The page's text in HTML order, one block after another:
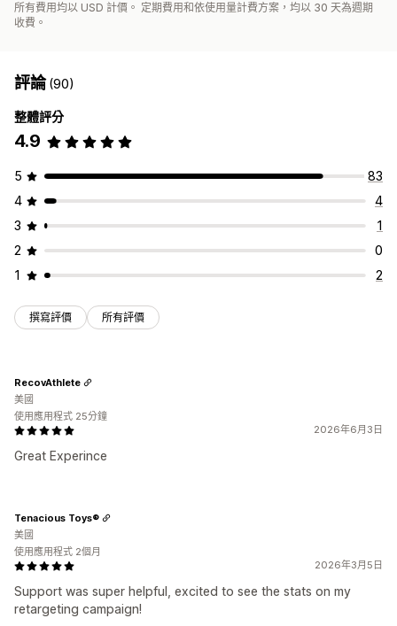
所有費用均以 USD 計價。 定期費用和依使用量計費方案，均以 30 天為週期
收費。
評論(90)
整體評分
4.9
5
83
4
4
3
1
2
0
1
2
撰寫評價 所有評價
2026年6月3日
Great Experince
RecovAthlete
美國
使用應用程式 25分鐘
2026年3月5日
Support was super helpful, excited to see the stats on my
retargeting campaign!
Tenacious Toys®
美國
使用應用程式 2個月